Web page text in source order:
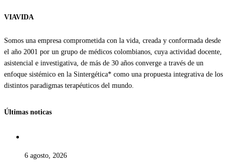
VIAVIDA
Somos una empresa comprometida con la vida, creada y conformada desde
el año 2001 por un grupo de médicos colombianos, cuya actividad docente,
asistencial e investigativa, de más de 30 años converge a través de un
enfoque sistémico en la Sintergética* como una propuesta integrativa de los
distintos paradigmas terapéuticos del mundo.
Últimas noticas
6 agosto, 2026